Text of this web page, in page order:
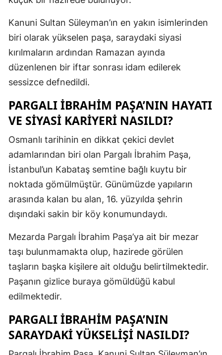
Eskişehir
Hakkari
Mersin
İstanbul
Kastamonu
Kayseri
Kocaeli
Konya
Kanuni Sultan Süleyman’ın en yakın isimlerinden
biri olarak yükselen paşa, saraydaki siyasi
kırılmaların ardından Ramazan ayında
düzenlenen bir iftar sonrası idam edilerek
sessizce defnedildi.
PARGALI İBRAHIM PAŞA’NIN HAYATI
VE SIYASI KARIYERI NASILDI?
Osmanlı tarihinin en dikkat çekici devlet
adamlarından biri olan Pargalı İbrahim Paşa,
İstanbul’un Kabataş semtine bağlı kuytu bir
noktada gömülmüştür. Günümüzde yapıların
arasında kalan bu alan, 16. yüzyılda şehrin
dışındaki sakin bir köy konumundaydı.
Mezarda Pargalı İbrahim Paşa’ya ait bir mezar
taşı bulunmamakta olup, hazirede görülen
taşların başka kişilere ait olduğu belirtilmektedir.
Paşanın gizlice buraya gömüldüğü kabul
edilmektedir.
PARGALI İBRAHIM PAŞA’NIN
SARAYDAKI YÜKSELIŞI NASILDI?